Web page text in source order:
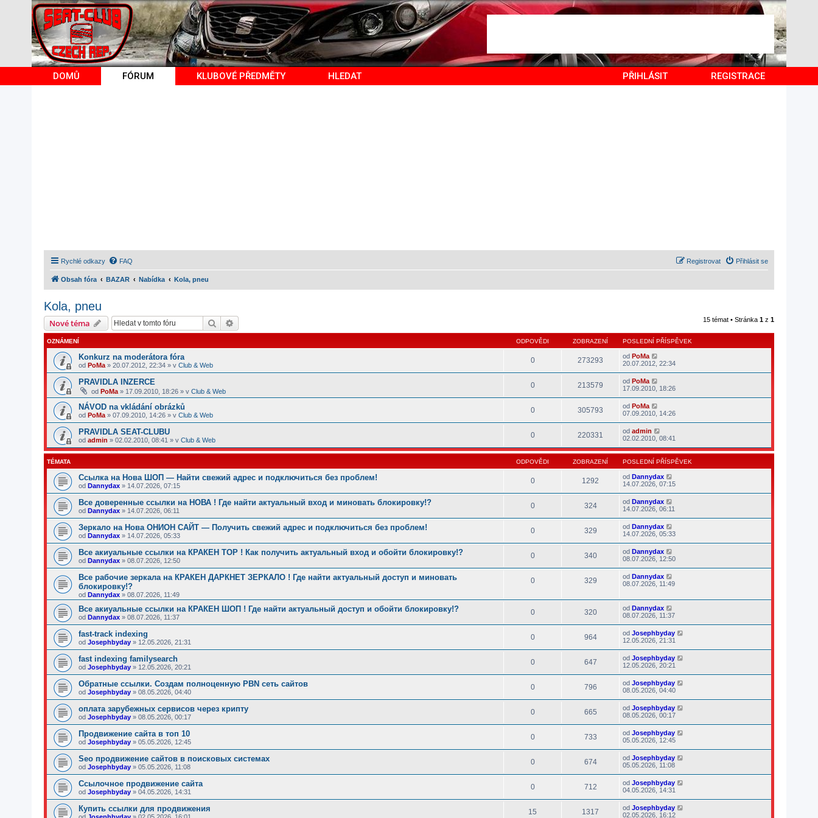
DOMŮ FÓRUM KLUBOVÉ PŘEDMĚTY HLEDAT PŘIHLÁSIT REGISTRACE
Rychlé odkazy FAQ Přihlásit se
Registrovat
Obsah fóra BAZAR Nabídka Kola, pneu
Kola, pneu
Nové téma Hledat 15 témat • Stránka 1 z 1
OZNÁMENÍ ODPOVĚDI ZOBRAZENÍ POSLEDNÍ PŘÍSPĚVEK
Konkurz na moderátora fóra
od PoMa » 20.07.2012, 22:34 » v Club & Web
0 273293 od PoMa
20.07.2012, 22:34
PRAVIDLA INZERCE
od PoMa » 17.09.2010, 18:26 » v Club & Web
0 213579 od PoMa
17.09.2010, 18:26
NÁVOD na vkládání obrázků
od PoMa » 07.09.2010, 14:26 » v Club & Web
0 305793 od PoMa
07.09.2010, 14:26
PRAVIDLA SEAT-CLUBU
od admin » 02.02.2010, 08:41 » v Club & Web
0 220331 od admin
02.02.2010, 08:41
TÉMATA ODPOVĚDI ZOBRAZENÍ POSLEDNÍ PŘÍSPĚVEK
Ссылка на Нова ШОП — Найти свежий адрес и подключиться без проблем!
od Dannydax » 14.07.2026, 07:15
0 1292 od Dannydax
14.07.2026, 07:15
Все доверенные ссылки на НОВА ! Где найти актуальный вход и миновать блокировку!?
od Dannydax » 14.07.2026, 06:11
0 324 od Dannydax
14.07.2026, 06:11
Зеркало на Нова ОНИОН САЙТ — Получить свежий адрес и подключиться без проблем!
od Dannydax » 14.07.2026, 05:33
0 329 od Dannydax
14.07.2026, 05:33
Все акиуальные ссылки на КРАКЕН ТОР ! Как получить актуальный вход и обойти блокировку!?
od Dannydax » 08.07.2026, 12:50
0 340 od Dannydax
08.07.2026, 12:50
Все рабочие зеркала на КРАКЕН ДАРКНЕТ ЗЕРКАЛО ! Где найти актуальный доступ и миновать
блокировку!?
od Dannydax » 08.07.2026, 11:49
0 329 od Dannydax
08.07.2026, 11:49
Все акиуальные ссылки на КРАКЕН ШОП ! Где найти актуальный доступ и обойти блокировку!?
od Dannydax » 08.07.2026, 11:37
0 320 od Dannydax
08.07.2026, 11:37
fast-track indexing
od Josephbyday » 12.05.2026, 21:31
0 964 od Josephbyday
12.05.2026, 21:31
fast indexing familysearch
od Josephbyday » 12.05.2026, 20:21
0 647 od Josephbyday
12.05.2026, 20:21
Обратные ссылки. Создам полноценную PBN сеть сайтов
od Josephbyday » 08.05.2026, 04:40
0 796 od Josephbyday
08.05.2026, 04:40
оплата зарубежных сервисов через крипту
od Josephbyday » 08.05.2026, 00:17
0 665 od Josephbyday
08.05.2026, 00:17
Продвижение сайта в топ 10
od Josephbyday » 05.05.2026, 12:45
0 733 od Josephbyday
05.05.2026, 12:45
Seo продвижение сайтов в поисковых системах
od Josephbyday » 05.05.2026, 11:08
0 674 od Josephbyday
05.05.2026, 11:08
Ссылочное продвижение сайта
od Josephbyday » 04.05.2026, 14:31
0 712 od Josephbyday
04.05.2026, 14:31
Купить ссылки для продвижения 15 1317 od Josephbyday
02.05.2026, 16:12